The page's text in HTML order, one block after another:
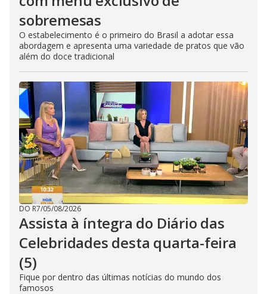
sobremesas
O estabelecimento é o primeiro do Brasil a adotar essa
abordagem e apresenta uma variedade de pratos que vão
além do doce tradicional
DO R7/05/08/2026
Assista à íntegra do Diário das
Celebridades desta quarta-feira
(5)
Fique por dentro das últimas notícias do mundo dos
famosos